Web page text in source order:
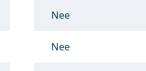
Nee
Nee